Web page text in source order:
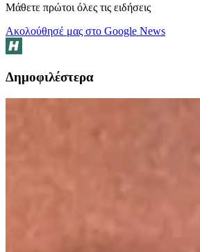
Μάθετε πρώτοι όλες τις ειδήσεις
Ακολούθησέ μας στο Google News
Δημοφιλέστερα